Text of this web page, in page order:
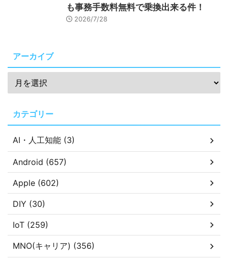
も事務手数料無料で乗換出来る件！
2026/7/28
アーカイブ
カテゴリー
AI・人工知能 (3)
Android (657)
Apple (602)
DIY (30)
IoT (259)
MNO(キャリア) (356)